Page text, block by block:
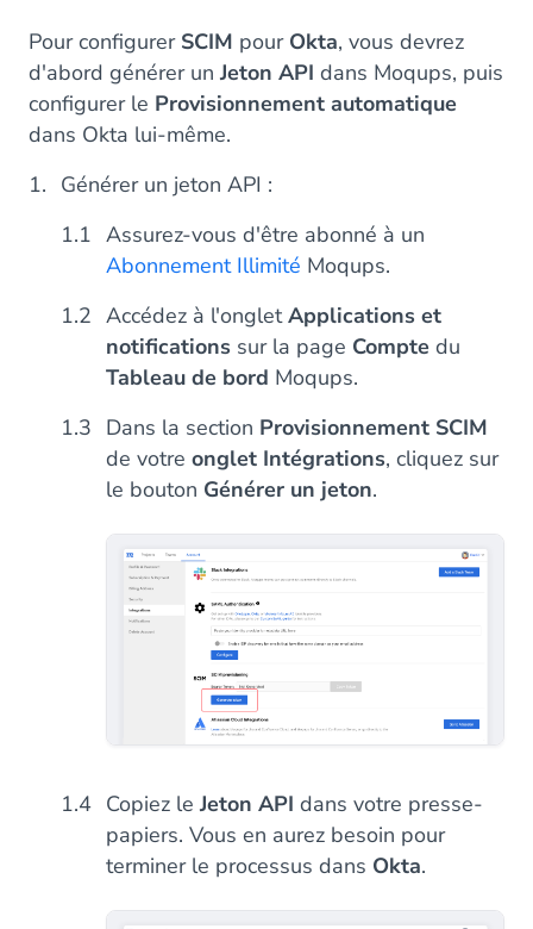
Pour configurer SCIM pour Okta, vous devrez
d'abord générer un Jeton API dans Moqups, puis
configurer le Provisionnement automatique
dans Okta lui-même.
Générer un jeton API :
Assurez-vous d'être abonné à un
Abonnement Illimité Moqups.
Accédez à l'ongletApplications et
notifications sur la page Comptedu
Tableau de bord Moqups.
Dans la section Provisionnement SCIM
de votre onglet Intégrations, cliquez sur
le bouton Générer un jeton.
Copiez le Jeton API dans votre presse-
papiers. Vous en aurez besoin pour
terminer le processus dans Okta.